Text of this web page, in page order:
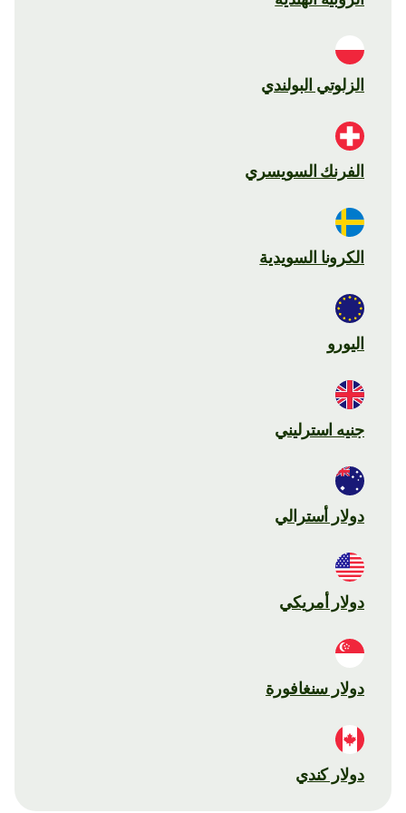
الزلوتي البولندي
الفرنك السويسري
الكرونا السويدية
اليورو
جنيه استرليني
دولار أسترالي
دولار أمريكي
دولار سنغافورة
دولار كندي